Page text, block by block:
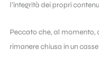
l’integrità dei propri
Peccato che, al momento,
rimanere chiusa in un